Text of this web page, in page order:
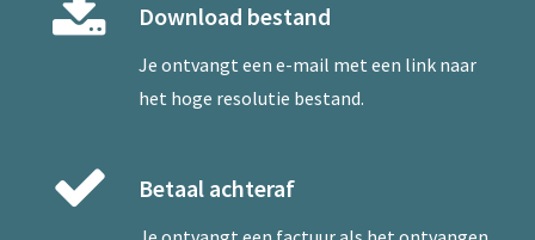
Download bestand
Je ontvangt een e-mail met een link naar
het hoge resolutie bestand.
Betaal achteraf